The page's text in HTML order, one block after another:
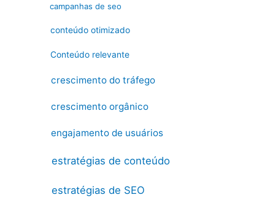
campanhas de seo
conteúdo otimizado
Conteúdo relevante
crescimento do tráfego
crescimento orgânico
engajamento de usuários
estratégias de conteúdo
estratégias de SEO